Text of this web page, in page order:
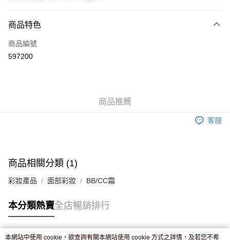
信用卡
Apple Pay
付款後門市自取，訂單確認後2-4個工作天到店，7天內取。逾期後
商品特色
商品編號
597200
商品推薦
客服
商品相關分類 (1)
彩妝產品 面部彩妝 BB/CC霜
本分類熱賣全店暢銷排行
本網站中使用 cookie，欲查詢有關本網站使用 cookie 方式之詳情，及若您不希